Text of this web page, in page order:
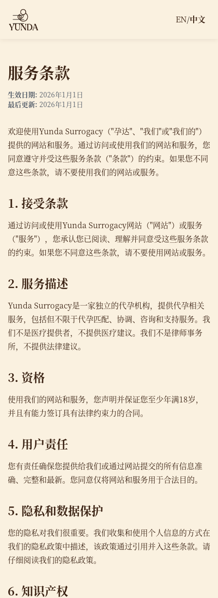
EN/中文
服务条款
生效日期: 2026年1月1日
最后更新: 2026年1月1日
欢迎使用Yunda Surrogacy（"孕达"、"我们"或"我们的"）
提供的网站和服务。通过访问或使用我们的网站和服务，您
同意遵守并受这些服务条款（"条款"）的约束。如果您不同
意这些条款，请不要使用我们的网站或服务。
1. 接受条款
通过访问或使用Yunda Surrogacy网站（"网站"）或服务
（"服务"），您承认您已阅读、理解并同意受这些服务条款
的约束。如果您不同意这些条款，请不要使用网站或服务。
2. 服务描述
Yunda Surrogacy是一家独立的代孕机构，提供代孕相关
服务，包括但不限于代孕匹配、协调、咨询和支持服务。我
们不是医疗提供者，不提供医疗建议。我们不是律师事务
所，不提供法律建议。
3. 资格
使用我们的网站和服务，您声明并保证您至少年满18岁，
并且有能力签订具有法律约束力的合同。
4. 用户责任
您有责任确保您提供给我们或通过网站提交的所有信息准
确、完整和最新。您同意仅将网站和服务用于合法目的。
5. 隐私和数据保护
您的隐私对我们很重要。我们收集和使用个人信息的方式在
我们的隐私政策中描述，该政策通过引用并入这些条款。请
仔细阅读我们的隐私政策。
6. 知识产权